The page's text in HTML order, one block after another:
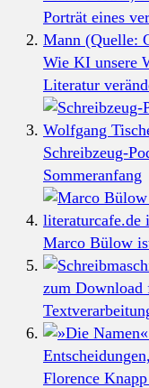
Wie KI unsere
Literatur
Schreibzeug-
Sommeranfang
Marco Bülow
zum Download
Florence